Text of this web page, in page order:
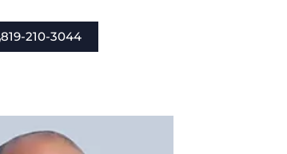
819-210-3044